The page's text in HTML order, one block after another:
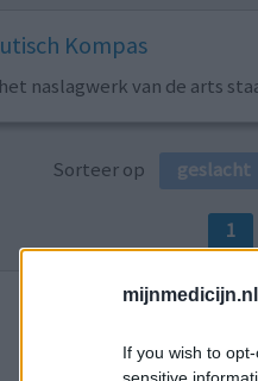
If you wish to
sensitive
Kompas
naslagwerk van de arts
Sorteer op geslacht
1